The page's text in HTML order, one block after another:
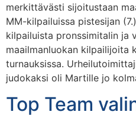
merkittävästi sijoitustaan
MM-kilpailuissa pistesijan
kilpailuista pronssimitalin ja
maailmanluokan kilpailijoita
turnauksissa.
judokaksi oli Martille jo
Top Team